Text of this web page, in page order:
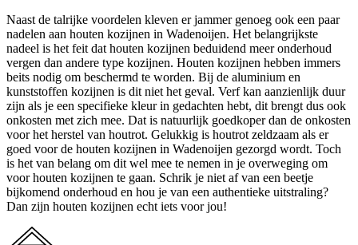
Naast de talrijke voordelen kleven er jammer genoeg ook een paar
nadelen aan houten kozijnen in Wadenoijen. Het belangrijkste
nadeel is het feit dat houten kozijnen beduidend meer onderhoud
vergen dan andere type kozijnen. Houten kozijnen hebben immers
beits nodig om beschermd te worden. Bij de aluminium en
kunststoffen kozijnen is dit niet het geval. Verf kan aanzienlijk duur
zijn als je een specifieke kleur in gedachten hebt, dit brengt dus ook
onkosten met zich mee. Dat is natuurlijk goedkoper dan de onkosten
voor het herstel van houtrot. Gelukkig is houtrot zeldzaam als er
goed voor de houten kozijnen in Wadenoijen gezorgd wordt. Toch
is het van belang om dit wel mee te nemen in je overweging om
voor houten kozijnen te gaan. Schrik je niet af van een beetje
bijkomend onderhoud en hou je van een authentieke uitstraling?
Dan zijn houten kozijnen echt iets voor jou!